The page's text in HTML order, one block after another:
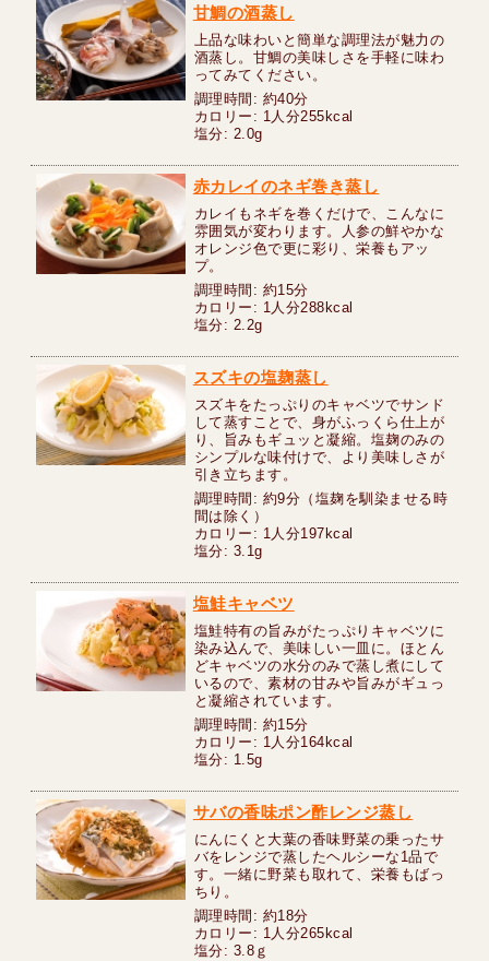
甘鯛の酒蒸し
上品な味わいと簡単な調理法が魅力の
酒蒸し。甘鯛の美味しさを手軽に味わ
ってみてください。
調理時間: 約40分
カロリー: 1人分255kcal
塩分: 2.0g
赤カレイのネギ巻き蒸し
カレイもネギを巻くだけで、こんなに
雰囲気が変わります。人参の鮮やかな
オレンジ色で更に彩り、栄養もアッ
プ。
調理時間: 約15分
カロリー: 1人分288kcal
塩分: 2.2g
スズキの塩麹蒸し
スズキをたっぷりのキャベツでサンド
して蒸すことで、身がふっくら仕上が
り、旨みもギュッと凝縮。塩麹のみの
シンプルな味付けで、より美味しさが
引き立ちます。
調理時間: 約9分（塩麹を馴染ませる時
間は除く）
カロリー: 1人分197kcal
塩分: 3.1g
塩鮭キャベツ
塩鮭特有の旨みがたっぷりキャベツに
染み込んで、美味しい一皿に。ほとん
どキャベツの水分のみで蒸し煮にして
いるので、素材の甘みや旨みがギュっ
と凝縮されています。
調理時間: 約15分
カロリー: 1人分164kcal
塩分: 1.5g
サバの香味ポン酢レンジ蒸し
にんにくと大葉の香味野菜の乗ったサ
バをレンジで蒸したヘルシーな1品で
す。一緒に野菜も取れて、栄養もばっ
ちり。
調理時間: 約18分
カロリー: 1人分265kcal
塩分: 3.8ｇ